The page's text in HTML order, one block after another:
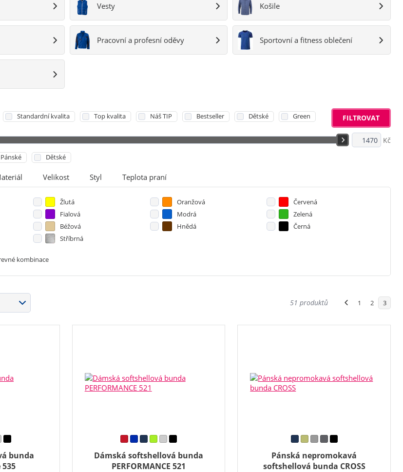
Vesty Košile
Pracovní a profesní oděvy Sportovní a fitness oblečení
Kč
Pánské Dětské
Velikost Styl Teplota praní
Žlutá Oranžová
Červená
Fialová Modrá
Zelená
Béžová Hnědá
Černá
Stříbrná
kombinace
Standardní kvalita Top kvalita Náš TIP Bestseller Dětské Green FILTROVAT
51 produktů 1 2 3
bunda
Dámská softshellová bunda
PERFORMANCE 521
Pánská nepromokavá
softshellová bunda CROSS